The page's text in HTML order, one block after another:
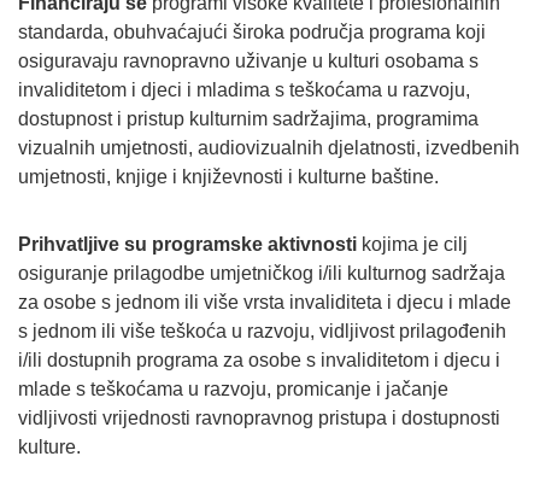
standarda, obuhvaćajući široka područja programa koji
osiguravaju ravnopravno uživanje u kulturi osobama s
invaliditetom i djeci i mladima s teškoćama u razvoju,
dostupnost i pristup kulturnim sadržajima, programima
vizualnih umjetnosti, audiovizualnih djelatnosti, izvedbenih
umjetnosti, knjige i književnosti i kulturne baštine.
Prihvatljive su programske aktivnosti kojima je cilj
osiguranje prilagodbe umjetničkog i/ili kulturnog sadržaja
za osobe s jednom ili više vrsta invaliditeta i djecu i mlade
s jednom ili više teškoća u razvoju, vidljivost prilagođenih
i/ili dostupnih programa za osobe s invaliditetom i djecu i
mlade s teškoćama u razvoju, promicanje i jačanje
vidljivosti vrijednosti ravnopravnog pristupa i dostupnosti
kulture.